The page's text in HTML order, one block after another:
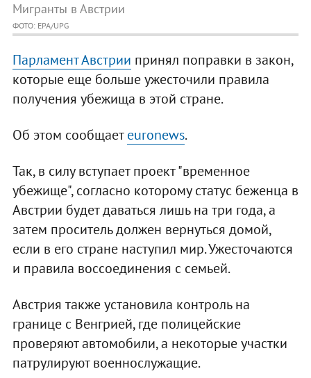
Мигранты в Австрии
ФОТО: EPA/UPG
Парламент Австрии принял поправки в закон,
которые еще больше ужесточили правила
получения убежища в этой стране.
Об этом сообщаетeuronews.
Так, в силу вступает проект "временное
убежище", согласно которому статус беженца в
Австрии будет даваться лишь на три года, а
затем проситель должен вернуться домой,
если в его стране наступил мир. Ужесточаются
и правила воссоединения с семьей.
Австрия также установила контроль на
границе с Венгрией, где полицейские
проверяют автомобили, а некоторые участки
патрулируют военнослужащие.